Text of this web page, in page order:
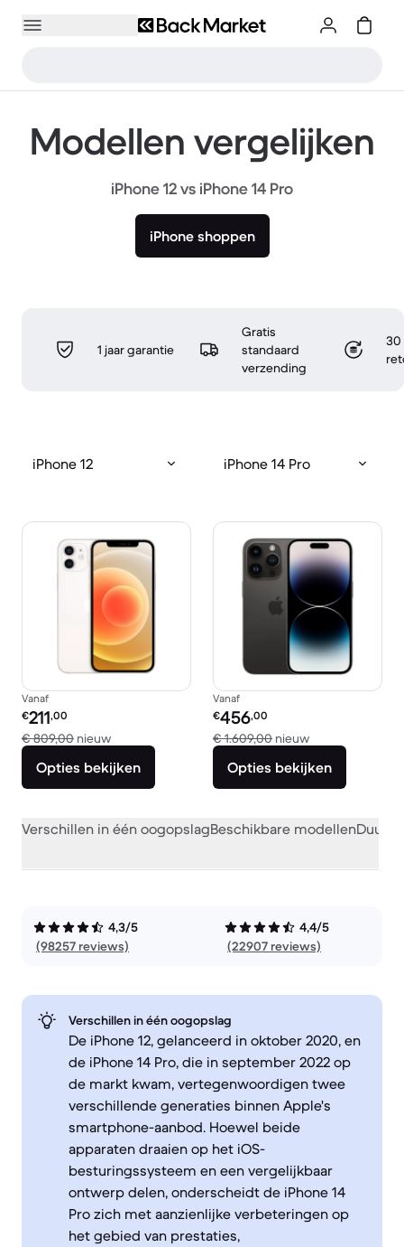
Modellen vergelijken
iPhone 12 vs iPhone 14 Pro
iPhone shoppen
1 jaar garantie
Gratis
standaard
verzending
30
iPhone 12 iPhone 14 Pro
Vanaf
Refurbished prijs:
€211,00
€ 809,00 nieuwVergeleken met € 809,00 nieuw
Opties bekijken
Vanaf
Refurbished prijs:
€456,00
€ 1.609,00 nieuwVergeleken met
Opties bekijken
Verschillen in één oogopslagBeschikbare modellen
4,3/5
(98257 reviews)
4,4/5
(22907 reviews)
Verschillen in één oogopslag
De iPhone 12, gelanceerd in oktober 2020, en
de iPhone 14 Pro, die in september 2022 op
de markt kwam, vertegenwoordigen twee
verschillende generaties binnen Apple's
smartphone-aanbod. Hoewel beide
apparaten draaien op het iOS-
besturingssysteem en een vergelijkbaar
ontwerp delen, onderscheidt de iPhone 14
Pro zich met aanzienlijke verbeteringen op
het gebied van prestaties,